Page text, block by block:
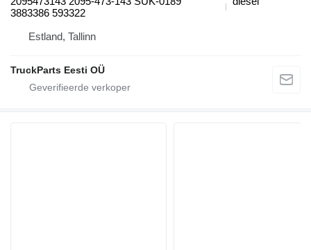
3883386 593322
Estland, Tallinn
TruckParts Eesti OÜ